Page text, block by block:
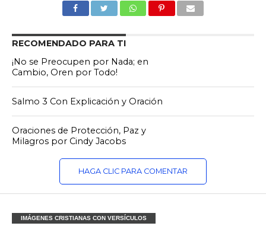
RECOMENDADO PARA TI
¡No se Preocupen por Nada; en
Cambio, Oren por Todo!
Salmo 3 Con Explicación y Oración
Oraciones de Protección, Paz y
Milagros por Cindy Jacobs
HAGA CLIC PARA COMENTAR
IMÁGENES CRISTIANAS CON VERSÍCULOS